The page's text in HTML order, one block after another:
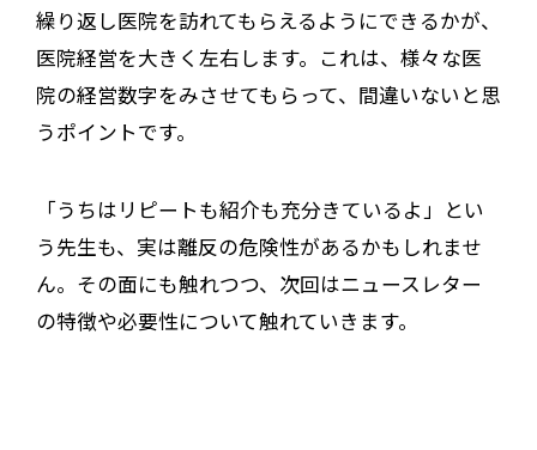
繰り返し医院を訪れてもらえるようにできるかが、
医院経営を大きく左右します。これは、様々な医
院の経営数字をみさせてもらって、間違いないと思
うポイントです。
「うちはリピートも紹介も充分きているよ」とい
う先生も、実は離反の危険性があるかもしれませ
ん。その面にも触れつつ、次回はニュースレター
の特徴や必要性について触れていきます。